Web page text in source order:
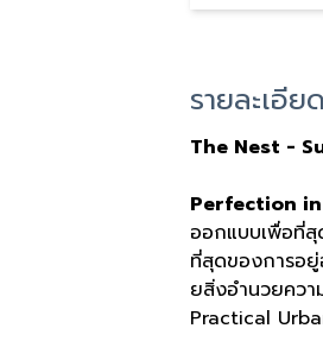
รายละเอียด
The Nest -
Perfection
ออกแบบเพื่อที่
ที่สุดของการอ
ยสิ่งอำนวยคว
Practical